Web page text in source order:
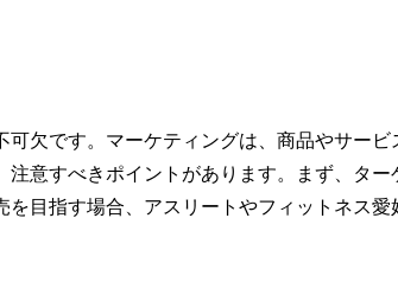
欠です。マーケティングは、商品やサービ
意すべきポイントがあります。まず、ター
目指す場合、アスリートやフィットネス愛